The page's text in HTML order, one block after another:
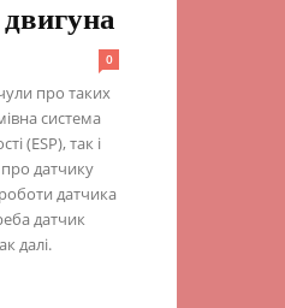
0
про таких
система
(ESP), так і
датчику
датчика
датчик
далі.